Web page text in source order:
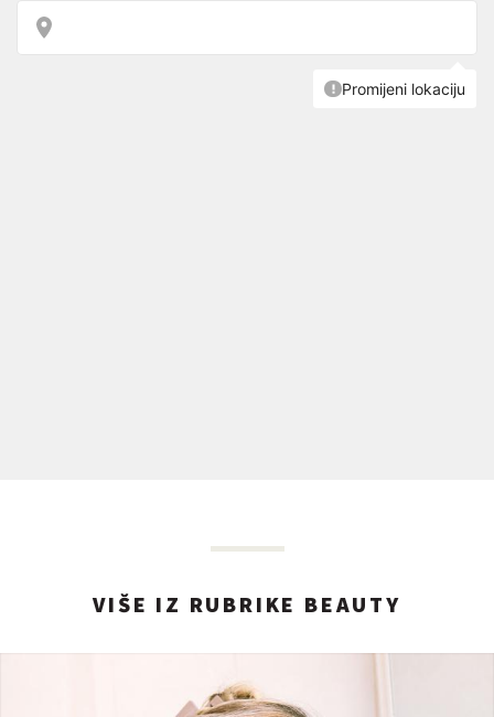
VIŠE IZ RUBRIKE BEAUTY